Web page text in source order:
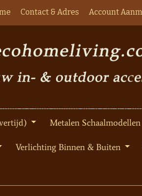
Contact & Adres Account
Metalen Schaalmodellen
Verlichting Binnen & Buiten